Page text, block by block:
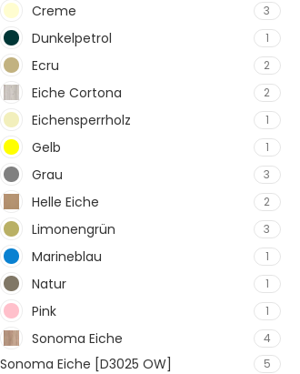
Creme 3
Dunkelpetrol 1
Ecru 2
Eiche Cortona 2
Eichensperrholz 1
Gelb 1
Grau 3
Helle Eiche 2
Limonengrün 3
Marineblau 1
Natur 1
Pink 1
Sonoma Eiche 4
Sonoma Eiche [D3025 OW] 5